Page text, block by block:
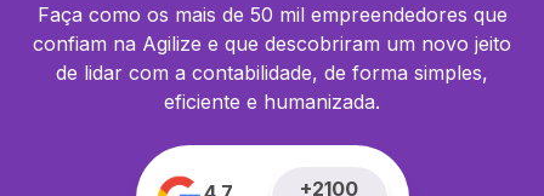
Faça como os mais de 50 mil empreendedores que
confiam na Agilize e que descobriram um novo jeito
de lidar com a contabilidade, de forma simples,
eficiente e humanizada.
+2100